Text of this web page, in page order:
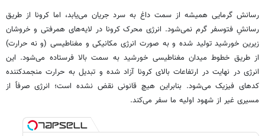
رسانش گرمایی همیشه از سمت داغ به سرد جریان می‌یابد، اما کرونا از طریق
رسانشِ فتوسفر گرم نمی‌شود. انرژی محرک کرونا در لایه‌های همرفتی و خروشان
زیرین خورشید تولید شده و به صورت انرژی مکانیکی و مغناطیسی (و نه حرارت)
از طریق خطوط میدان مغناطیسی خورشید به سمت بالا فرستاده می‌شود. این
انرژی در نهایت در ارتفاعات بالای کرونا آزاد شده و تبدیل به حرارت منجمدکننده
کدهای فیزیک می‌شود. بنابراین هیچ قانونی نقض نشده است؛ انرژی صرفاً از
مسیری غیر از شهود اولیه ما سفر می‌کند.